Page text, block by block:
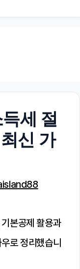
세 절
신 가
본공제 활용과
로 정리했습니